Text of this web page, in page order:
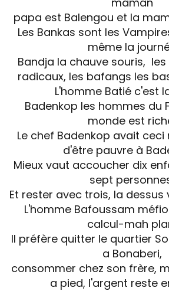
papa est Balengou et la
Les Bankas sont les
même la
Bandja la chauve souris,
radicaux, les bafangs les
L'homme Batié c'est
Badenkop les hommes du
monde est
Le chef Badenkop avait
d'être pauvre à
Mieux vaut accoucher dix
sept
Et rester avec trois, la dessus
L'homme Bafoussam
calcul-mah
Il préfère quitter le quartier
a Bonaberi,
consommer chez son frère,
a pied, l'argent reste